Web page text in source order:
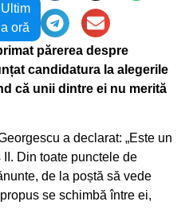
Ultim
a oră
părerea despre
candidatura la alegerile
că unii dintre ei nu merită
a declarat: „Este un
Din toate punctele de
de la poștă să vede
se schimbă între ei,